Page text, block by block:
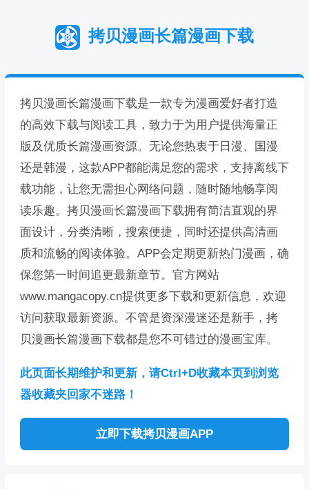
拷贝漫画长篇漫画下载
拷贝漫画长篇漫画下载是一款专为漫画爱好者打造
的高效下载与阅读工具，致力于为用户提供海量正
版及优质长篇漫画资源。无论您热衷于日漫、国漫
还是韩漫，这款APP都能满足您的需求，支持离线下
载功能，让您无需担心网络问题，随时随地畅享阅
读乐趣。拷贝漫画长篇漫画下载拥有简洁直观的界
面设计，分类清晰，搜索便捷，同时还提供高清画
质和流畅的阅读体验。APP会定期更新热门漫画，确
保您第一时间追更最新章节。官方网站
www.mangacopy.cn提供更多下载和更新信息，欢迎
访问获取最新资源。不管是资深漫迷还是新手，拷
贝漫画长篇漫画下载都是您不可错过的漫画宝库。
此页面长期维护和更新，请Ctrl+D收藏本页到浏览
器收藏夹回家不迷路！
立即下载拷贝漫画APP